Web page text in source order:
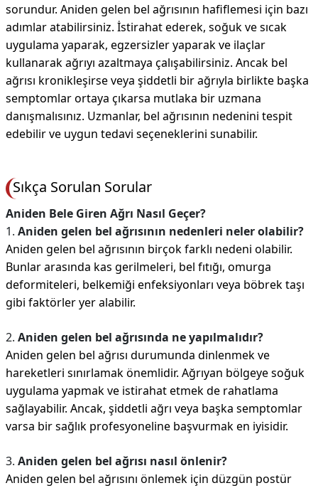
sorundur. Aniden gelen bel ağrısının hafiflemesi için bazı
adımlar atabilirsiniz. İstirahat ederek, soğuk ve sıcak
uygulama yaparak, egzersizler yaparak ve ilaçlar
kullanarak ağrıyı azaltmaya çalışabilirsiniz. Ancak bel
ağrısı kronikleşirse veya şiddetli bir ağrıyla birlikte başka
semptomlar ortaya çıkarsa mutlaka bir uzmana
danışmalısınız. Uzmanlar, bel ağrısının nedenini tespit
edebilir ve uygun tedavi seçeneklerini sunabilir.
Sıkça Sorulan Sorular
Aniden Bele Giren Ağrı Nasıl Geçer?
1. Aniden gelen bel ağrısının nedenleri neler olabilir?
Aniden gelen bel ağrısının birçok farklı nedeni olabilir.
Bunlar arasında kas gerilmeleri, bel fıtığı, omurga
deformiteleri, belkemiği enfeksiyonları veya böbrek taşı
gibi faktörler yer alabilir.
2. Aniden gelen bel ağrısında ne yapılmalıdır?
Aniden gelen bel ağrısı durumunda dinlenmek ve
hareketleri sınırlamak önemlidir. Ağrıyan bölgeye soğuk
uygulama yapmak ve istirahat etmek de rahatlama
sağlayabilir. Ancak, şiddetli ağrı veya başka semptomlar
varsa bir sağlık profesyoneline başvurmak en iyisidir.
3. Aniden gelen bel ağrısı nasıl önlenir?
Aniden gelen bel ağrısını önlemek için düzgün postür